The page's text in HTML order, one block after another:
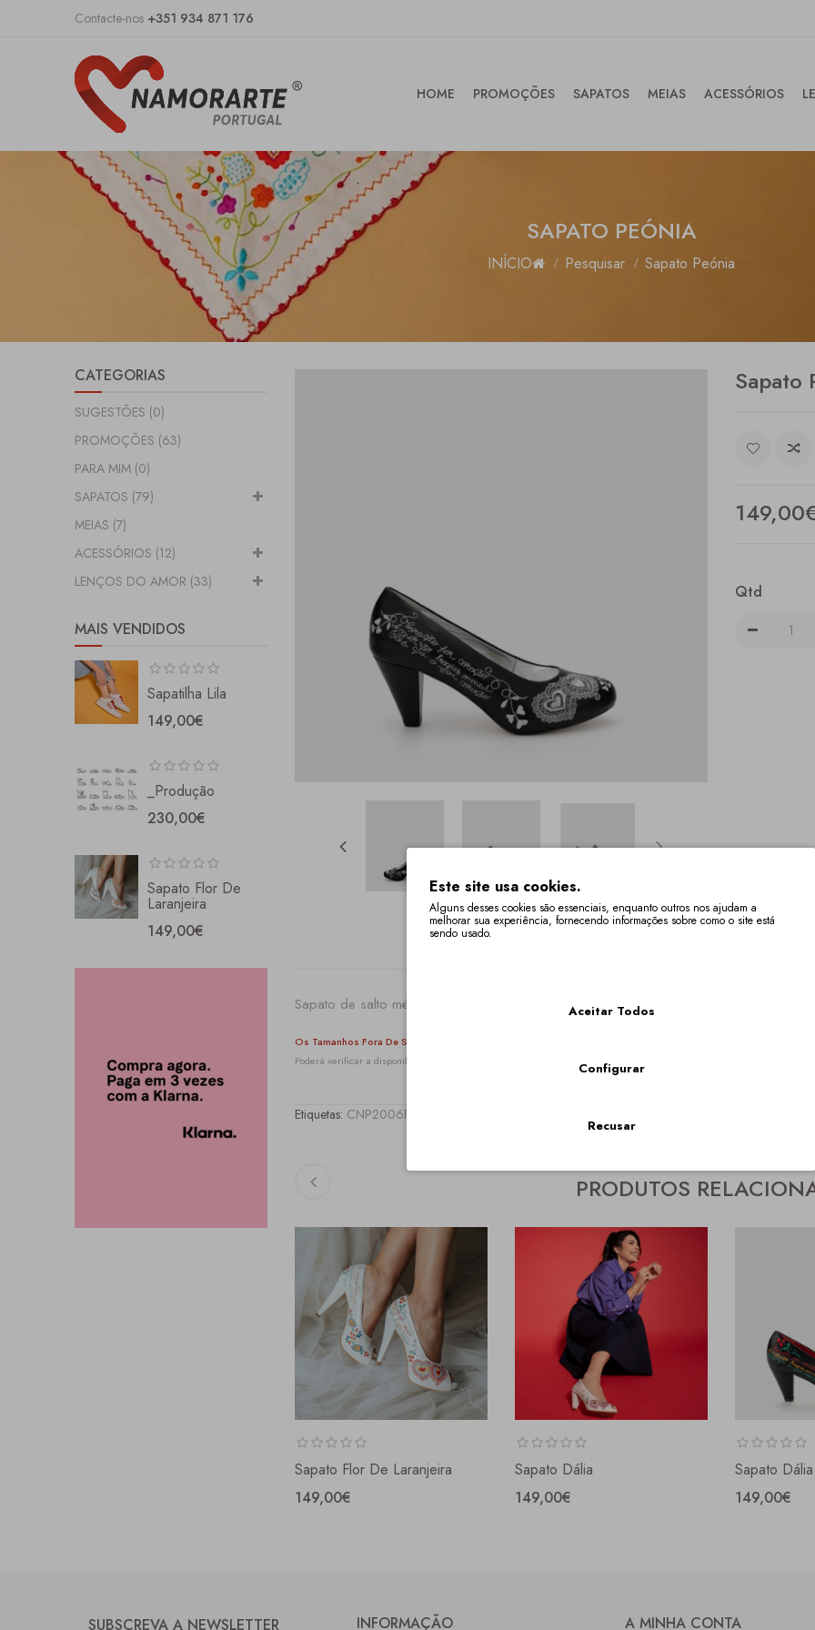
Contacte-nos +351 934 871 176
HOME PROMOÇÕES SAPATOS MEIAS ACESSÓRIOS
SAPATO PEÓNIA
INÍCIO Pesquisar Sapato Peónia
CATEGORIAS
SUGESTÕES (0)
PROMOÇÕES (63)
PARA MIM (0)
SAPATOS (79)
MEIAS (7)
ACESSÓRIOS (12)
LENÇOS DO AMOR (33)
MAIS VENDIDOS
Sapatilha Lila
149,00€
_Produção
230,00€
Sapato Flor De
Laranjeira
149,00€
Sapato
Qtd
Sapato de salto médio. Promenores multicores bordados com motivos tradicionais,
Os Tamanhos Fora De Stock Têm Um Prazo De Entrega De 4 A 6 Semanas.
Poderá verificar a disponibilidade do seu tamanho em "VER O CARRINHO DE COMPRAS" onde os tamanhos fora
Etiquetas: CNP2006F
PRODUTOS
Sapato Flor De Laranjeira
149,00€
Sapato Dália
149,00€
Sapato Dália
149,00€
SUBSCREVA A NEWSLETTER INFORMAÇÃO A MINHA CONTA
Este site usa cookies.
Alguns desses cookies são essenciais, enquanto outros nos ajudam a
melhorar sua experiência, fornecendo informações sobre como o site está
sendo usado.
Aceitar Todos
Configurar
Recusar